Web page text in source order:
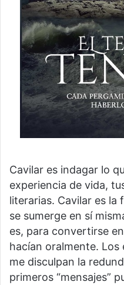
Cavilar es indagar lo
experiencia de vida,
literarias. Cavilar es la
se sumerge en sí
es, para convertirse
hacían oralmente.
me disculpan la
primeros “mensajes”